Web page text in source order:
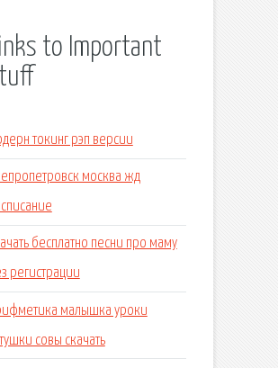
to Important
токинг рэп версии
москва жд
бесплатно песни про маму
регистрации
малышка уроки
совы скачать